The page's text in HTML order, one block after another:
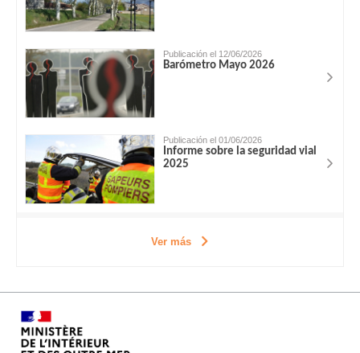
Publicación el 12/06/2026
Barómetro Mayo 2026
Publicación el 01/06/2026
Informe sobre la seguridad vial
2025
Ver más